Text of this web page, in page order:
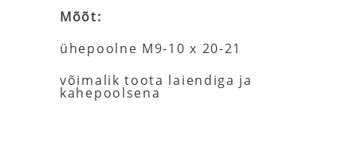
Mõõt:
ühepoolne M9-10 x 20-21
võimalik toota laiendiga ja
kahepoolsena